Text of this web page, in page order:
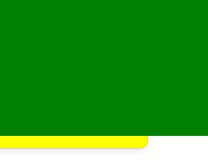
чаще чем у 1 человека
человека из 10
чаще чем у 1 человека
человека из 100